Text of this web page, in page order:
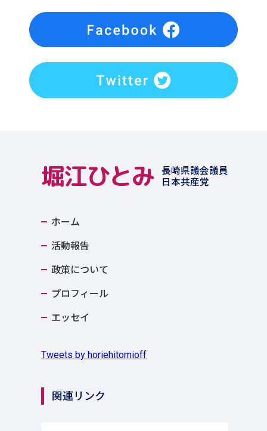
堀江ひとみ
長崎県議会議員
日本共産党
ホーム
活動報告
政策について
プロフィール
エッセイ
Tweets by horiehitomioff
関連リンク